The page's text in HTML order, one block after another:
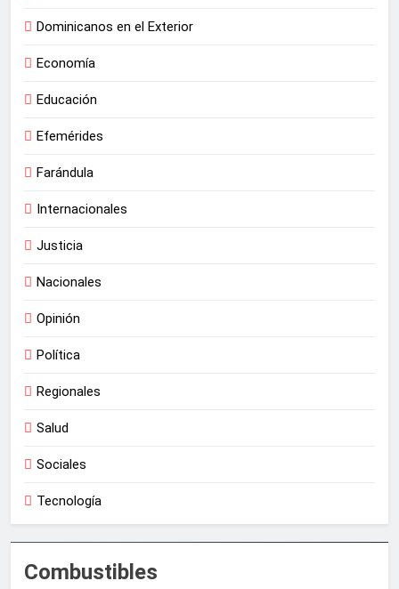
Dominicanos en el Exterior
Economía
Educación
Efemérides
Farándula
Internacionales
Justicia
Nacionales
Opinión
Política
Regionales
Salud
Sociales
Tecnología
Combustibles